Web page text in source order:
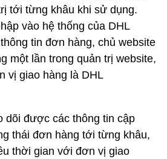
tới từng khâu khi sử dụng.
vào hệ thống của DHL
tin đơn hàng, chủ website
một lần trong quản trị website,
vị giao hàng là DHL
dõi được các thông tin cập
thái đơn hàng tới từng khâu,
thời gian với đơn vị giao